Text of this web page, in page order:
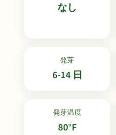
なし
発芽
6-14 日
発芽温度
80°F